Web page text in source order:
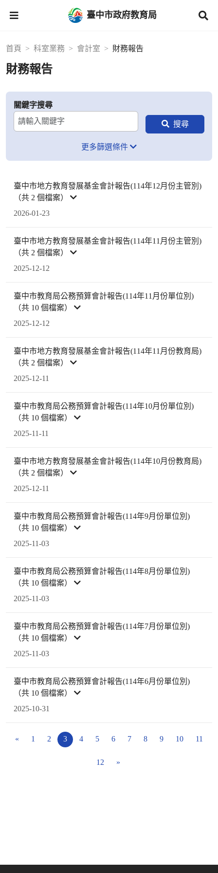
臺中市政府教育局
首頁 科室業務 會計室 財務報告
財務報告
關鍵字搜尋
更多篩選條件
臺中市地方教育發展基金會計報告(114年12月份主管別)
（共 2 個檔案）
2026-01-23
臺中市地方教育發展基金會計報告(114年11月份主管別)
（共 2 個檔案）
2025-12-12
臺中市教育局公務預算會計報告(114年11月份單位別)
（共 10 個檔案）
2025-12-12
臺中市地方教育發展基金會計報告(114年11月份教育局)
（共 2 個檔案）
2025-12-11
臺中市教育局公務預算會計報告(114年10月份單位別)
（共 10 個檔案）
2025-11-11
臺中市地方教育發展基金會計報告(114年10月份教育局)
（共 2 個檔案）
2025-12-11
臺中市教育局公務預算會計報告(114年9月份單位別)
（共 10 個檔案）
2025-11-03
臺中市教育局公務預算會計報告(114年8月份單位別)
（共 10 個檔案）
2025-11-03
臺中市教育局公務預算會計報告(114年7月份單位別)
（共 10 個檔案）
2025-11-03
臺中市教育局公務預算會計報告(114年6月份單位別)
（共 10 個檔案）
2025-10-31
« 1 2 3 4 5 6 7 8 9 10 11
12 »